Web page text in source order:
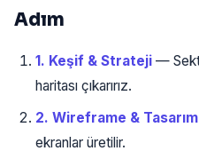
Adım
1. Keşif & Strateji —
haritası çıkarırız.
2. Wireframe & Tasarım
ekranlar üretilir.